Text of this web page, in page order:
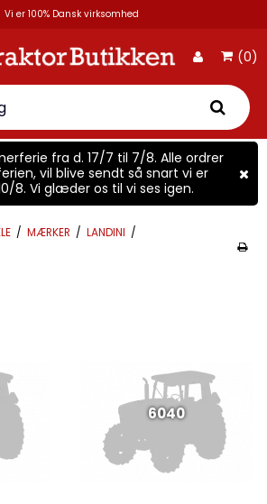
Vi er 100% Dansk virksomhed
(0)
fra d. 17/7 til 7/8. Alle ordrer
vil blive sendt så snart vi er
8. Vi glæder os til vi ses igen.
/ MÆRKER / LANDINI /
6040